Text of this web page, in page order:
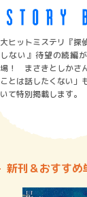
大ヒットミステリ『探
しない』待望の続編
場！ まさきとしかさ
ことは話したくない」
いて特別掲載します。
新刊＆おすすめ